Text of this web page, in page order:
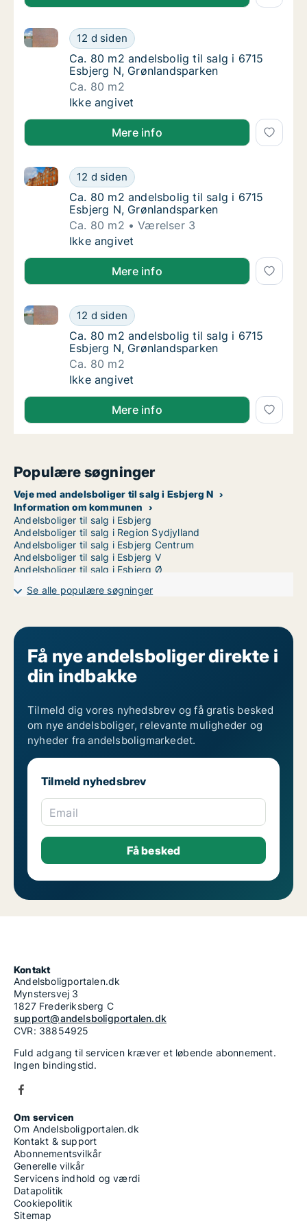
Ca. 80 m2 andelsbolig til salg i 6715
12 d siden
Ca. 80 m2 andelsbolig til salg i 6715 Esbjerg N,
Ca. 80 m2 andelsbolig til salg i 6715
Ca. 80 m2 andelsbolig til salg i 6715
Esbjerg N, Grønlandsparken
Ca. 80 m2
Ca. 80 m2 andelsbolig til salg i 6715
Ikke angivet
Mere info
Ca. 80 m2 andelsbolig til salg i 6715
12 d siden
Ca. 80 m2 andelsbolig til salg i 6715 Esbjerg N,
Ca. 80 m2 andelsbolig til salg i 6715
Ca. 80 m2 andelsbolig til salg i 6715
Esbjerg N, Grønlandsparken
Ca. 80 m2
Værelser 3
Ca. 80 m2 andelsbolig til salg i 6715
Ikke angivet
Mere info
Ca. 80 m2 andelsbolig til salg i 6715
12 d siden
Ca. 80 m2 andelsbolig til salg i 6715 Esbjerg N,
Ca. 80 m2 andelsbolig til salg i 6715
Ca. 80 m2 andelsbolig til salg i 6715
Esbjerg N, Grønlandsparken
Ca. 80 m2
Ca. 80 m2 andelsbolig til salg i 6715
Ikke angivet
Mere info
Populære søgninger
Veje med andelsboliger til salg i Esbjerg N
Information om kommunen
Andelsboliger til salg i Esbjerg
Andelsboliger til salg i Region Sydjylland
Andelsboliger til salg i Esbjerg Centrum
Andelsboliger til salg i Esbjerg V
Andelsboliger til salg i Esbjerg Ø
Se alle populære søgninger
Få nye andelsboliger direkte i
din indbakke
Tilmeld dig vores nyhedsbrev og få gratis besked
om nye andelsboliger, relevante muligheder og
nyheder fra andelsboligmarkedet.
Tilmeld nyhedsbrev
Email
Kontakt
Andelsboligportalen.dk
Mynstersvej 3
1827 Frederiksberg C
support@andelsboligportalen.dk
CVR: 38854925
Fuld adgang til servicen kræver et løbende abonnement.
Ingen bindingstid.
Om servicen
Om Andelsboligportalen.dk
Kontakt & support
Abonnementsvilkår
Generelle vilkår
Servicens indhold og værdi
Datapolitik
Cookiepolitik
Sitemap